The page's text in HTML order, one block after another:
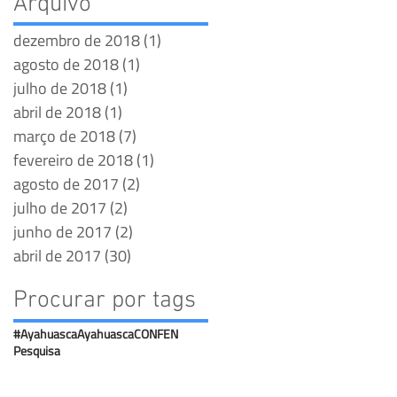
dezembro de 2018(1)
agosto de 2018(1)
julho de 2018(1)
abril de 2018(1)
março de 2018(7)
fevereiro de 2018(1)
agosto de 2017 (2)
julho de 2017 (2)
junho de 2017 (2)
abril de 2017 (30)
Procurar por tags
#AyahuascaAyahuascaCONFEN
Pesquisa